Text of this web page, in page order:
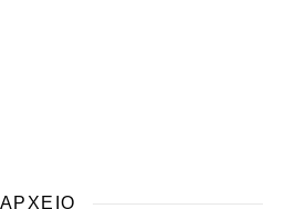
ΑΡΧΕΙΟ